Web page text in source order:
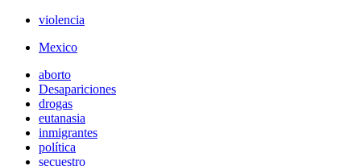
violencia
Mexico
aborto
Desapariciones
drogas
eutanasia
inmigrantes
política
secuestro